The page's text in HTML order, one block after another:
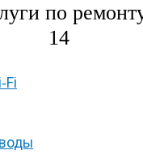
по
14